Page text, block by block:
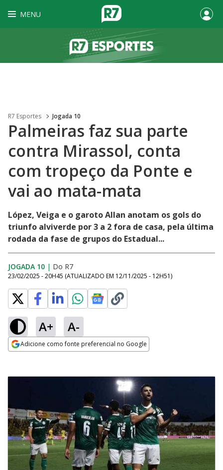
MENU
R7 Esportes Jogada 10
Palmeiras faz sua parte
contra Mirassol, conta
com tropeço da Ponte e
vai ao mata-mata
López, Veiga e o garoto Allan anotam os gols do
triunfo alviverde por 3 a 2 fora de casa, pela última
rodada da fase de grupos do Estadual...
JOGADA 10 | Do R7
23/02/2025 - 20H45 (ATUALIZADO EM 12/11/2025 - 12H51)
A+ A-
Adicione como fonte preferencial no Google